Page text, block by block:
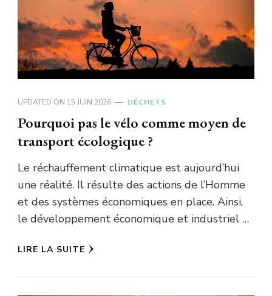
UPDATED ON 15 JUIN 2026 DÉCHETS
Pourquoi pas le vélo comme moyen de
transport écologique ?
Le réchauffement climatique est aujourd’hui
une réalité. Il résulte des actions de l’Homme
et des systèmes économiques en place. Ainsi,
le développement économique et industriel …
LIRE LA SUITE